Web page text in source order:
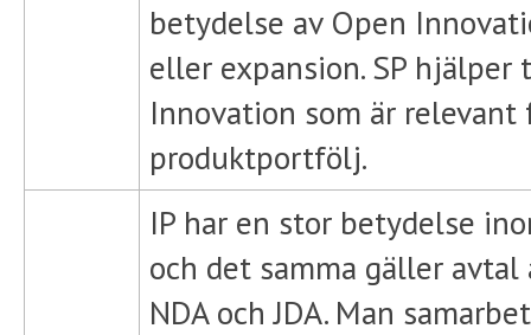
betydelse av Open
eller expansion. SP
Innovation som är
produktportfölj.
IP har en stor betydelse
och det samma gäller avtal
NDA och JDA. Man